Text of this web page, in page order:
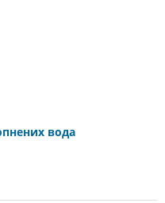
вода